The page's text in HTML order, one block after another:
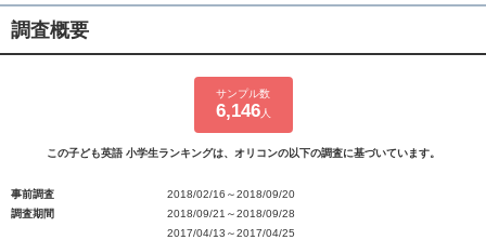
調査概要
サンプル数
6,146人
この子ども英語 小学生ランキングは、オリコンの以下の調査に基づいています。
事前調査
2018/02/16～2018/09/20
調査期間
2018/09/21～2018/09/28
2017/04/13～2017/04/25